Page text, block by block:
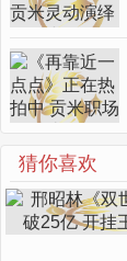
猜你喜欢